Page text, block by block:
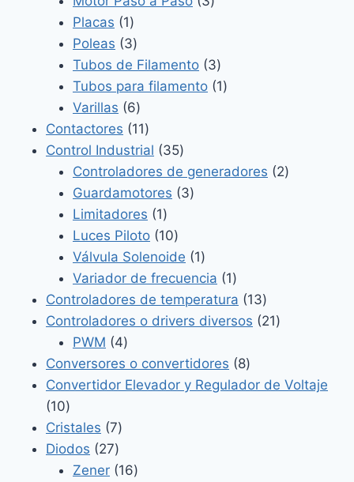
Placas 11
producto
Poleas 33
productos
Tubos de Filamento 33
productos
Tubos para filamento 11
Varillas 66
productos
Contactores 1111
productos
Control Industrial 3535
productos
Controladores de generadores 22
Guardamotores 33
Limitadores 11
producto
Luces Piloto 1010
productos
Válvula Solenoide 11
producto
Variador de frecuencia 11
producto
Controladores de temperatura 1313
productos
Controladores o drivers diversos 2121
PWM 44
productos
Conversores o convertidores 88
productos
Convertidor Elevador y Regulador de Voltaje
1010
productos
Cristales 77
productos
Diodos 2727
productos
Zener 1616